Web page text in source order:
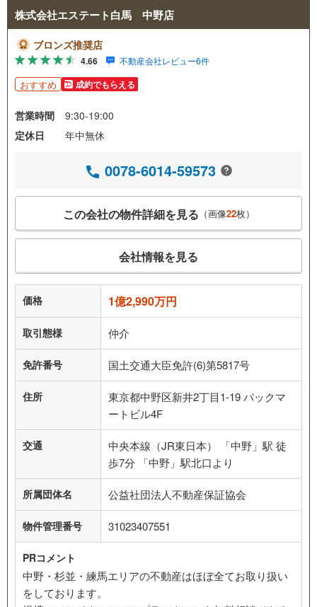
株式会社エステート白馬 中野店
ブロンズ推奨店
4.66 不動産会社レビュー6件
おすすめ 成約でもらえる
営業時間
9:30-19:00
定休日
年中無休
0078-6014-59573
この会社の物件詳細を見る （画像22枚）
会社情報を見る
価格 1億2,990万円
取引態様 仲介
免許番号 国土交通大臣免許(6)第5817号
住所
東京都中野区新井2丁目1-19 パックマ
ートビル4F
交通
中央本線（JR東日本） 「中野」駅 徒
歩7分 「中野」駅北口より
所属団体名 公益社団法人不動産保証協会
物件管理番号 31023407551
PRコメント
中野・杉並・練馬エリアの不動産はほぼ全てお取り扱い
をしております。